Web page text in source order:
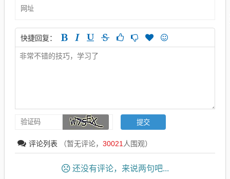
快捷回复：
评论列表 （暂无评论， 30021 人围观）
还没有评论，来说两句吧...